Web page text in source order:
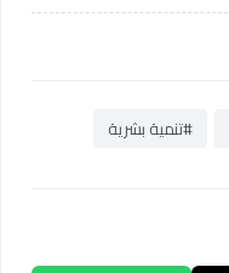
#تنمية بشرية